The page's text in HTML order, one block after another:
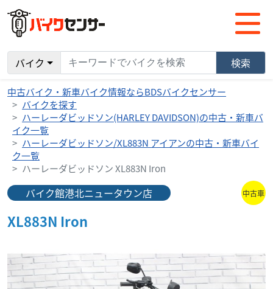
バイク 検索
中古バイク・新車バイク情報ならBDSバイクセンサー
バイクを探す
ハーレーダビッドソン(HARLEY DAVIDSON)の中古・新車バ
イク一覧
ハーレーダビッドソン/XL883N アイアンの中古・新車バイ
ク一覧
ハーレーダビッドソン XL883N Iron
バイク館港北ニュータウン店 中古車
XL883N Iron